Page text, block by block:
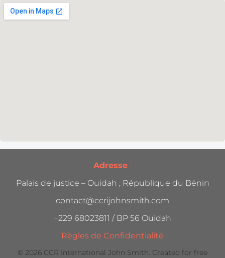
Adresse :
Palais de justice – Ouidah , République du Bénin
contact@ccrijohnsmith.com
+229 68023811 / BP 56 Ouidah
Règles de Confidentialité
© 2026 CCR International John Smith. Created for free